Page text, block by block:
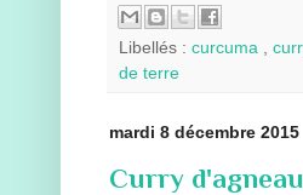
Libellés : curcuma ,
de terre
mardi 8 décembre 2015
Curry